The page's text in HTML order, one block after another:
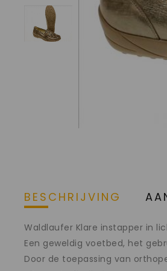
BESCHRIJVING
Waldlaufer Klare instapper in
Een geweldig voetbed, het
Door de toepassing van